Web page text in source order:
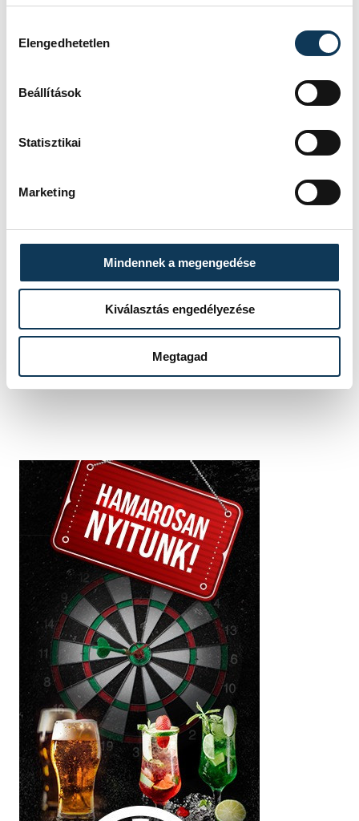
Elengedhetetlen
Beállítások
Statisztikai
Marketing
Mindennek a megengedése
Kiválasztás engedélyezése
Megtagad
következő napokban milyen gyógytornát
kell végeznem" - tette hozzá.
női kézilabda-válogatott
SZERZŐ
vehir.hu